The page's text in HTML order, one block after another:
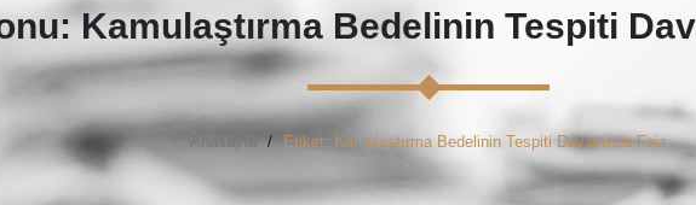
Kamulaştırma Bedelinin Tespiti
Anasayfa Etiket: Kamulaştırma Bedelinin Tespiti Davasında Faiz